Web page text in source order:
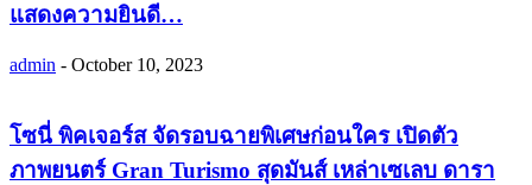
แสดงความยินดี…
admin - October 10, 2023
โซนี่ พิคเจอร์ส จัดรอบฉายพิเศษก่อนใคร เปิดตัว
ภาพยนตร์ Gran Turismo สุดมันส์ เหล่าเซเลบ ดารา